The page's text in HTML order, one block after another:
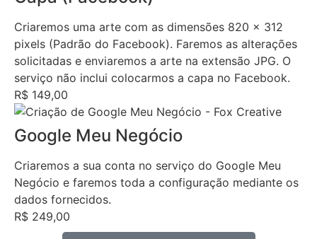
Criaremos uma arte com as dimensões 820 x 312
pixels (Padrão do Facebook). Faremos as alterações
solicitadas e enviaremos a arte na extensão JPG. O
serviço não inclui colocarmos a capa no Facebook.
R$ 149,00
Google Meu Negócio
Criaremos a sua conta no serviço do Google Meu
Negócio e faremos toda a configuração mediante os
dados fornecidos.
R$ 249,00